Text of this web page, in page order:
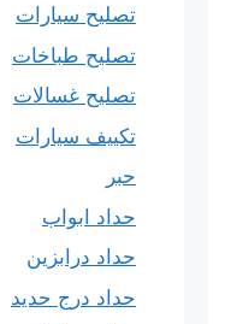
تصليح سيارات
تصليح طباخات
تصليح غسالات
تكييف سيارات
حبر
حداد ابواب
حداد درابزين
حداد درج حديد